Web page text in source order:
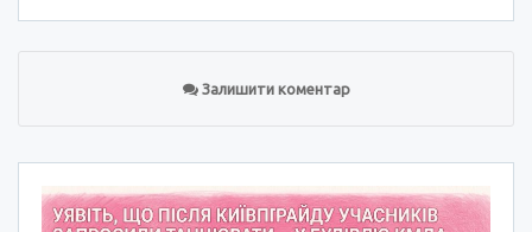
Залишити коментар